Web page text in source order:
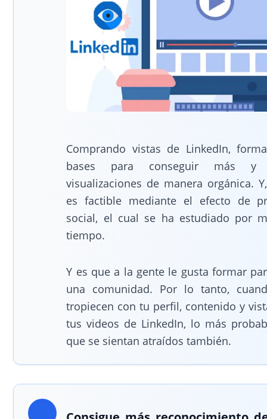
Comprando vistas de LinkedIn,
bases para conseguir más y
visualizaciones de manera orgánica.
es factible mediante el efecto de
social, el cual se ha estudiado por
tiempo.
Y es que a la gente le gusta formar
una comunidad. Por lo tanto,
tropiecen con tu perfil, contenido y
tus videos de LinkedIn, lo más
que se sientan atraídos también.